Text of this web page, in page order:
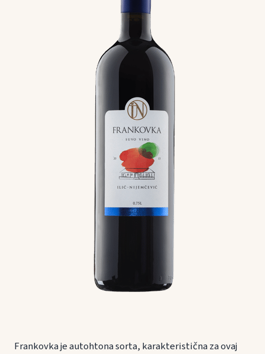
Frankovka je autohtona sorta, karakteristična za ovaj